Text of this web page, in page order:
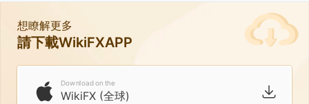
想瞭解更多
請下載WikiFXAPP
Download on the
WikiFX (全球)